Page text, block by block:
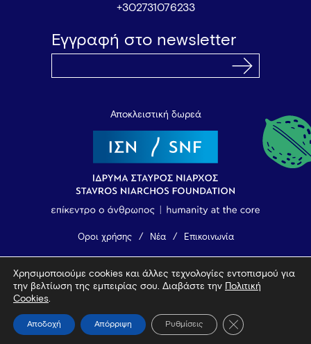
+302731076233
Εγγραφή στο newsletter
Αποκλειστική δωρεά
Όροι χρήσης Νέα Επικοινωνία
© 2026 Vamvakou Revival
Χρησιμοποιούμε cookies και άλλες τεχνολογίες εντοπισμού για
την βελτίωση της εμπειρίας σου. Διαβάστε την
Πολιτική
Cookies.
Αποδοχή Απόρριψη Ρυθμίσεις Κλείσιμο του